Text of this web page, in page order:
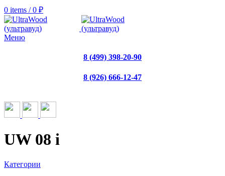
0 items / 0 ₽
Меню
8 (499) 398-20-90
8 (926) 666-12-47
UW 08 i
Категории